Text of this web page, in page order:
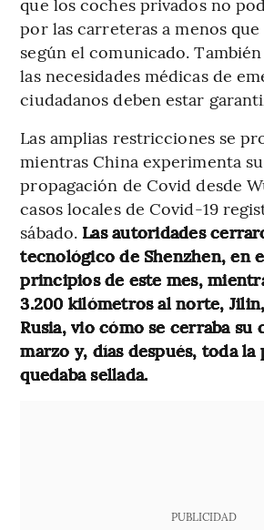
por las carreteras a menos que
según el comunicado.
las necesidades médicas de
ciudadanos deben estar
Las amplias restricciones se
mientras China experimenta
propagación de Covid desde
casos locales de Covid-19
sábado. Las autoridades
tecnológico de Shenzhen, en
principios de este mes,
3.200 kilómetros al norte,
Rusia, vio cómo se cerraba su
marzo y, días después, toda
quedaba sellada.
PUBLICIDAD